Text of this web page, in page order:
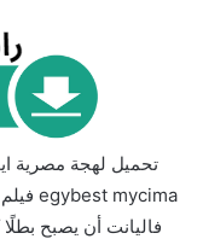
تحميل لهجة مصرية
فاليانت أن يصبح